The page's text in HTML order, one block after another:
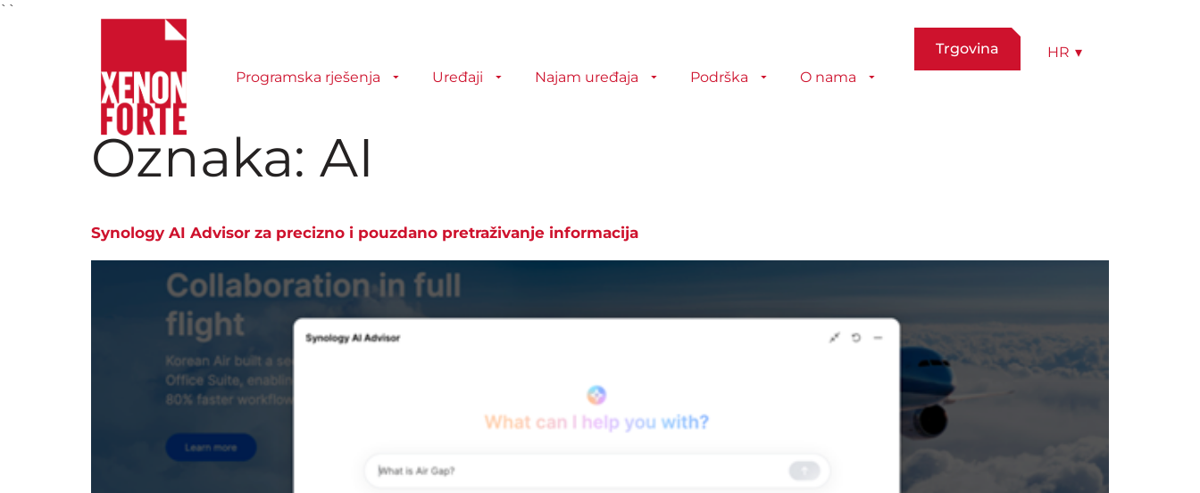
``
Programska rješenja Uređaji Najam uređaja Podrška O nama
Trgovina HR ▾
Oznaka: AI
Synology AI Advisor za precizno i pouzdano pretraživanje informacija